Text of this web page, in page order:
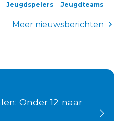
Jeugdspelers Jeugdteams
Meer nieuwsberichten
Onder 12 naar